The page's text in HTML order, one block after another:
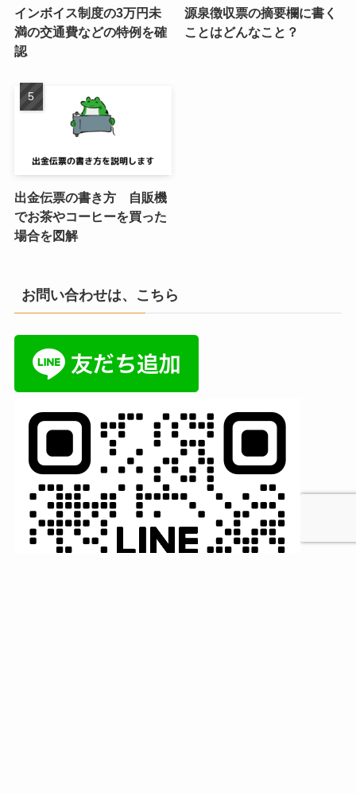
インボイス制度の3万円未
満の交通費などの特例を確
認
源泉徴収票の摘要欄に書く
ことはどんなこと？
出金伝票の書き方 自販機
でお茶やコーヒーを買った
場合を図解
お問い合わせは、こちら